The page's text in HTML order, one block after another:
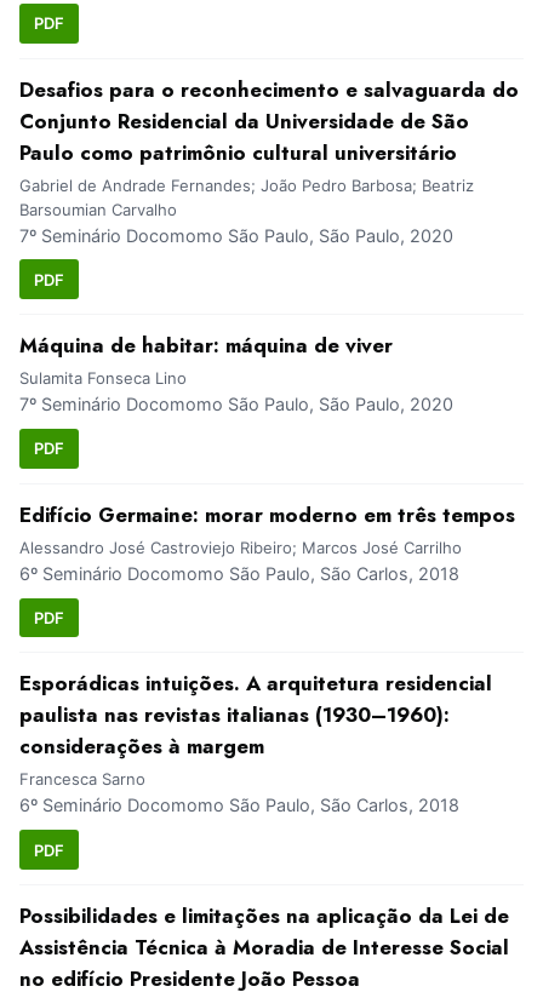
PDF
Desafios para o reconhecimento e salvaguarda do
Conjunto Residencial da Universidade de São
Paulo como patrimônio cultural universitário
Gabriel de Andrade Fernandes; João Pedro Barbosa; Beatriz
Barsoumian Carvalho
7º Seminário Docomomo São Paulo, São Paulo, 2020
PDF
Máquina de habitar: máquina de viver
Sulamita Fonseca Lino
7º Seminário Docomomo São Paulo, São Paulo, 2020
PDF
Edifício Germaine: morar moderno em três tempos
Alessandro José Castroviejo Ribeiro; Marcos José Carrilho
6º Seminário Docomomo São Paulo, São Carlos, 2018
PDF
Esporádicas intuições. A arquitetura residencial
paulista nas revistas italianas (1930–1960):
considerações à margem
Francesca Sarno
6º Seminário Docomomo São Paulo, São Carlos, 2018
PDF
Possibilidades e limitações na aplicação da Lei de
Assistência Técnica à Moradia de Interesse Social
no edifício Presidente João Pessoa